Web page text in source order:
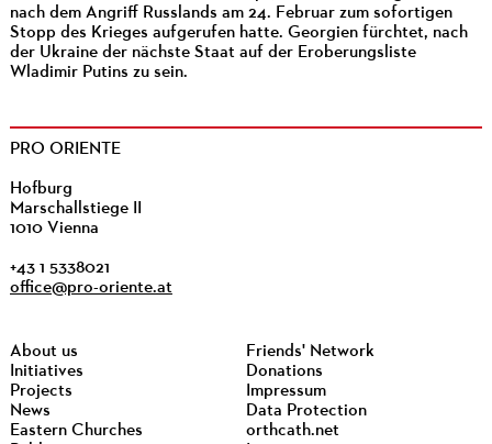
nach dem Angriff Russlands am 24. Februar zum sofortigen
Stopp des Krieges aufgerufen hatte. Georgien fürchtet, nach
der Ukraine der nächste Staat auf der Eroberungsliste
Wladimir Putins zu sein.
PRO ORIENTE
Hofburg
Marschallstiege II
1010 Vienna
+43 1 5338021
office@pro-oriente.at
About us
Initiatives
Projects
News
Eastern Churches
Friends' Network
Donations
Impressum
Data Protection
orthcath.net